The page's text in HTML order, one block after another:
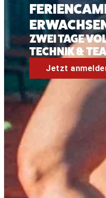
ZWEI TAGE
TECHNIK &
Jetzt